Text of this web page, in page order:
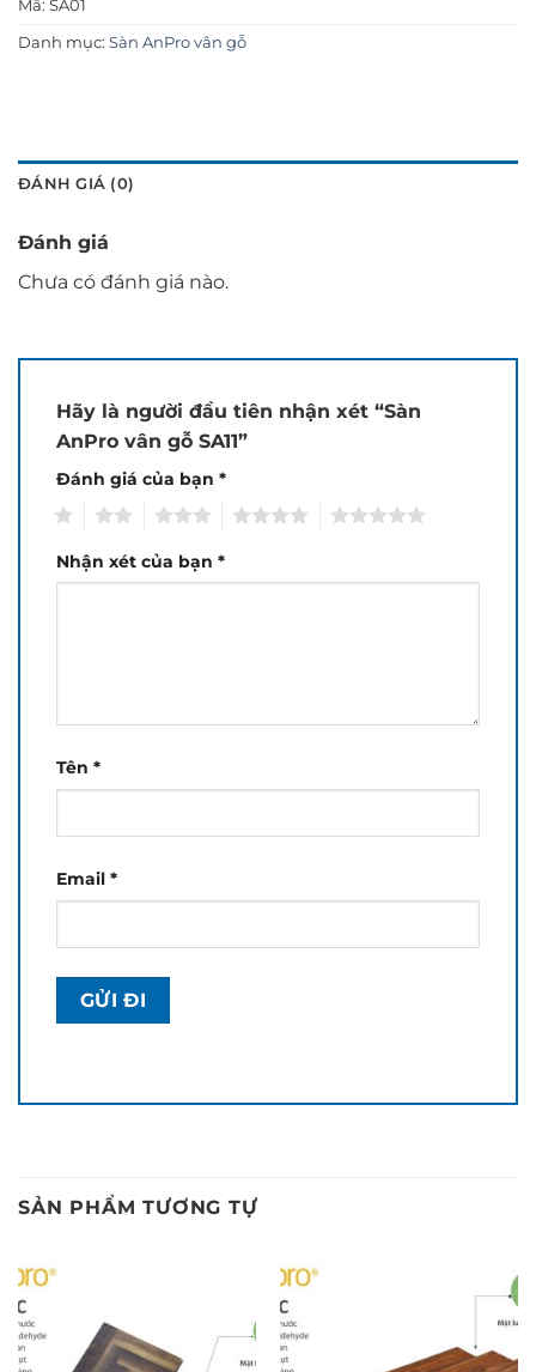
Mã: SA01
Danh mục: Sàn AnPro vân gỗ
ĐÁNH GIÁ (0)
Đánh giá
Chưa có đánh giá nào.
Hãy là người đầu tiên nhận xét “Sàn
AnPro vân gỗ SA11”
Đánh giá của bạn *
Nhận xét của bạn *
Tên *
Email *
SẢN PHẨM TƯƠNG TỰ